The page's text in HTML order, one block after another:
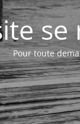
Pour toute